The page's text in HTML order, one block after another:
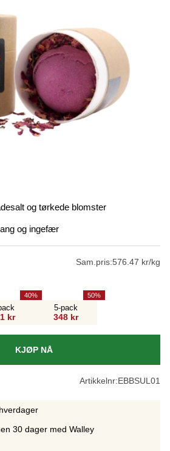
og tørkede blomster
og ingefær
Sam.pris:576.47 kr/kg
kr
40
5-pack
348 kr
50
KJØP NÅ
Artikkelnr:EBBSUL01
30 dager med Walley